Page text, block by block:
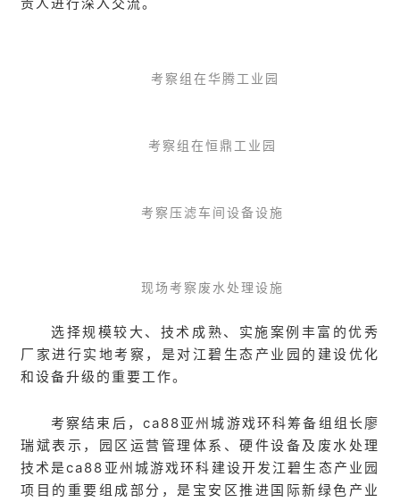
考察组在华腾工业园
考察组在恒鼎工业园
考察压滤车间设备设施
现场考察废水处理设施
选择规模较大、技术成熟、实施案例丰富的优秀
厂家进行实地考察，是对江碧生态产业园的建设优化
和设备升级的重要工作。
考察结束后，ca88亚州城游戏环科筹备组组长廖
瑞斌表示，园区运营管理体系、硬件设备及废水处理
技术是ca88亚州城游戏环科建设开发江碧生态产业园
项目的重要组成部分，是宝安区推进国际新绿色产业